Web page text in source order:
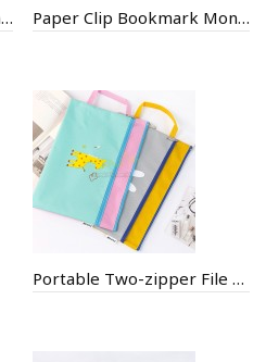
Paper Clip Bookmark Money Clip Paper Clip Bookmark Money Clip
Portable Two-zipper File Bag